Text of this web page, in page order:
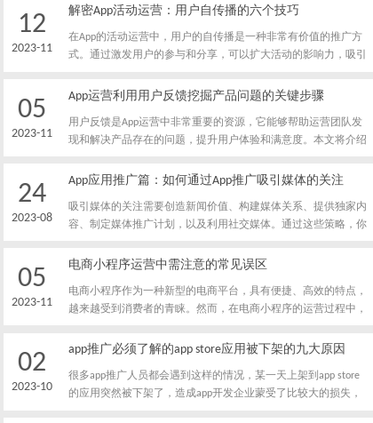
并介绍在每个阶段做好运营的技巧，帮助您成功管理和推进App
12
2023-11
解密App活动运营：用户自传播的六个技巧
在App的活动运营中，用户的自传播是一种非常有价值的推广方
式。通过激发用户的参与和分享，可以扩大活动的影响力，吸引
的技巧，帮助您利用用户的力量实现更大的推广效果。
05
2023-11
App运营利用用户反馈挖掘产品问题的关键步骤
用户反馈是App运营中非常重要的资源，它能够帮助运营团队发
现和解决产品存在的问题，提升用户体验和满意度。本文将介绍
反馈改进和优化App。
24
2023-08
App应用推广篇：如何通过App推广吸引媒体的关注
吸引媒体的关注需要创造新闻价值、构建媒体关系、提供独家内
容、制定媒体推广计划，以及利用社交媒体。通过这些策略，你
载量。
05
2023-11
电商小程序运营中需注意的常见误区
电商小程序作为一种新型的电商平台，具有便捷、高效的特点，
越来越受到消费者的青睐。然而，在电商小程序的运营过程中，
效果和用户体验。本文将针对电商小程序运营中的常见误区进行
02
2023-10
app推广必须了解的app store应用被下架的九大原因
很多app推广人员都会遇到这样的情况，某一天上架到app store
的应用突然被下架了，造成app开发企业蒙受了比较大的损失，